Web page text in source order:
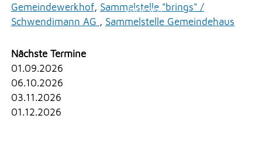
Vorlesen
NOTFALL
TELEFON
KONTAKT
Gemeindewerkhof, Sammelstelle "brings" /
Schwendimann AG , Sammelstelle Gemeindehaus
Nächste Termine
01.09.2026
06.10.2026
03.11.2026
01.12.2026